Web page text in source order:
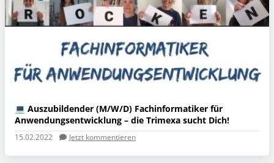
💻 Auszubildender (M/W/D) Fachinformatiker für
Anwendungsentwicklung – die Trimexa sucht Dich!
15.02.2022 Jetzt kommentieren